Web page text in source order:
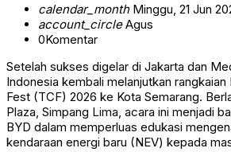
calendar_monthMinggu, 21 Jun
account_circleAgus
0Komentar
Setelah sukses digelar di Jakarta dan
Indonesia kembali melanjutkan
Fest (TCF) 2026 ke Kota Semarang.
Plaza, Simpang Lima, acara ini menjadi
BYD dalam memperluas edukasi
kendaraan energi baru (NEV) kepada